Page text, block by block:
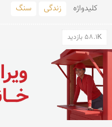
کلید‌واژه زندگی سنگ
58.1K بازدید